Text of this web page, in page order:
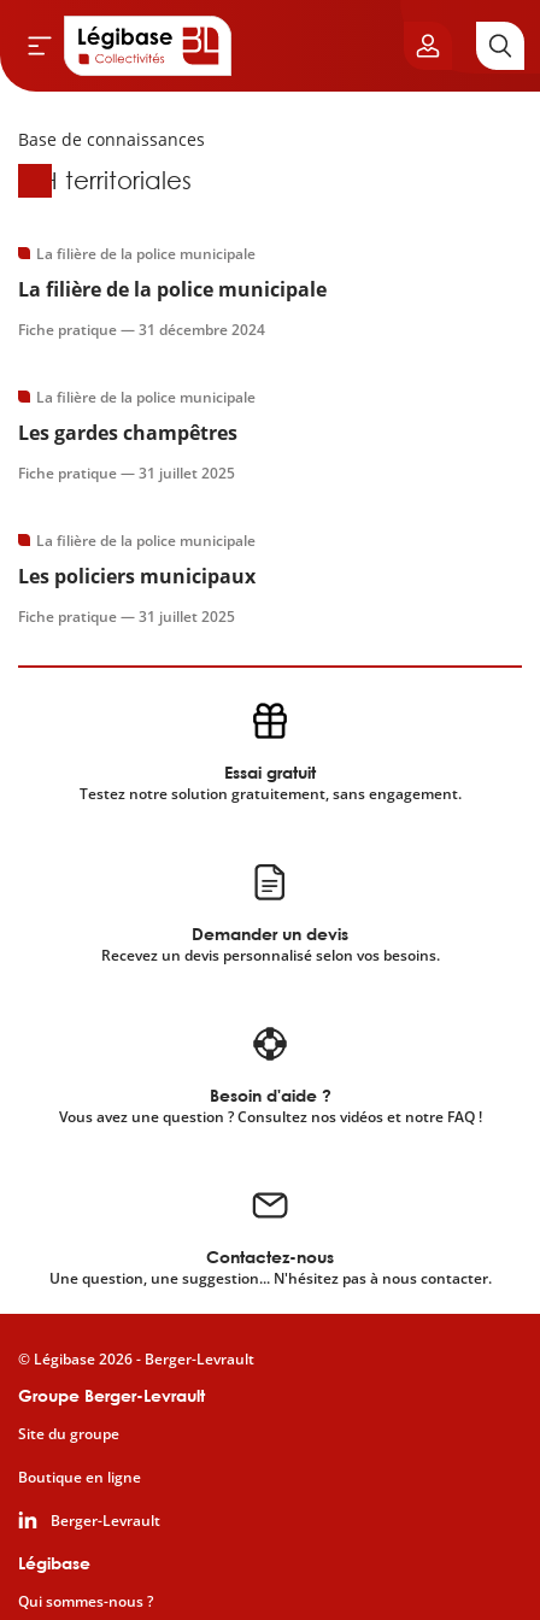
& Cimetières
& Élu local
Finances locales
Base de connaissances
Base de connaissances
RH territoriales
La filière de la police municipale
La filière de la police municipale
Fiche pratique —31 décembre 2024
La filière de la police municipale
Les gardes champêtres
Fiche pratique —31 juillet 2025
La filière de la police municipale
Les policiers municipaux
Fiche pratique —31 juillet 2025
Essai gratuit
Testez notre solution gratuitement, sans engagement.
Demander un devis
Recevez un devis personnalisé selon vos besoins.
Besoin d'aide ?
Vous avez une question ? Consultez nos vidéos et notre FAQ !
Contactez-nous
Une question, une suggestion... N'hésitez pas à nous contacter.
Groupe Berger-Levrault
Site du groupe
Boutique en ligne
Berger-Levrault
Légibase
Qui sommes-nous ?
© Légibase 2026 - Berger-Levrault